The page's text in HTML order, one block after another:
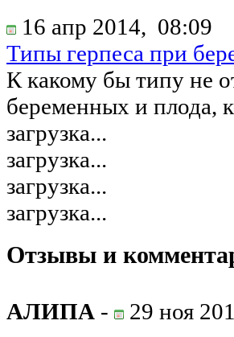
16 апр 2014, 08:09
Типы герпеса при
К какому бы типу не
беременных и плода,
загрузка...
загрузка...
загрузка...
загрузка...
Отзывы и
АЛИПА - 29 ноя